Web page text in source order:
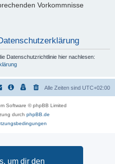
um dir den
Vorkommnisse
Datenschutzrichtlinie hier nachlesen:
Alle Zeiten sind UTC+02:00
Software © phpBB Limited
durch phpBB.de